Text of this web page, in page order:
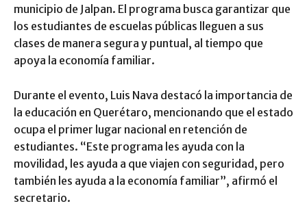
municipio de Jalpan. El programa busca garantizar que
los estudiantes de escuelas públicas lleguen a sus
clases de manera segura y puntual, al tiempo que
apoya la economía familiar.
Durante el evento, Luis Nava destacó la importancia de
la educación en Querétaro, mencionando que el estado
ocupa el primer lugar nacional en retención de
estudiantes. “Este programa les ayuda con la
movilidad, les ayuda a que viajen con seguridad, pero
también les ayuda a la economía familiar”, afirmó el
secretario.